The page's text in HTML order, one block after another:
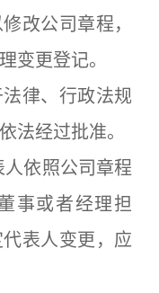
改公司章程，
变更登记。
律、行政法规
法经过批准。
依照公司章程
事或者经理担
表人变更，应